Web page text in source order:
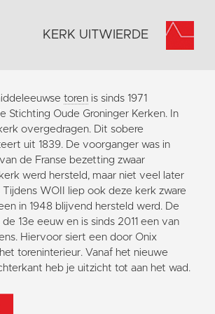
KERK UITWIERDE
toren is sinds 1971
Stichting Oude Groninger Kerken. In
overgedragen. Dit sobere
uit 1839. De voorganger was in
de Franse bezetting zwaar
werd hersteld, maar niet veel later
WOII liep ook deze kerk zware
in 1948 blijvend hersteld werd. De
13e eeuw en is sinds 2011 een van
Hiervoor siert een door Onix
toreninterieur. Vanaf het nieuwe
heb je uitzicht tot aan het wad.